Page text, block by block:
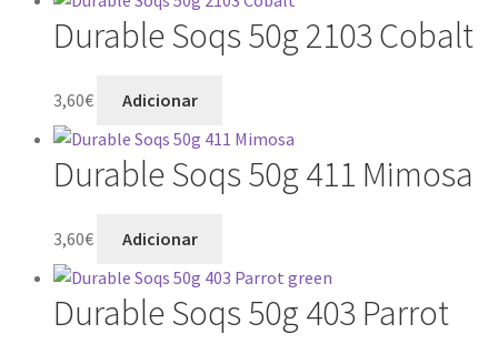
Durable Soqs 50g 2103 Cobalt
3,60€ Adicionar
Durable Soqs 50g 411 Mimosa
3,60€ Adicionar
Durable Soqs 50g 403 Parrot